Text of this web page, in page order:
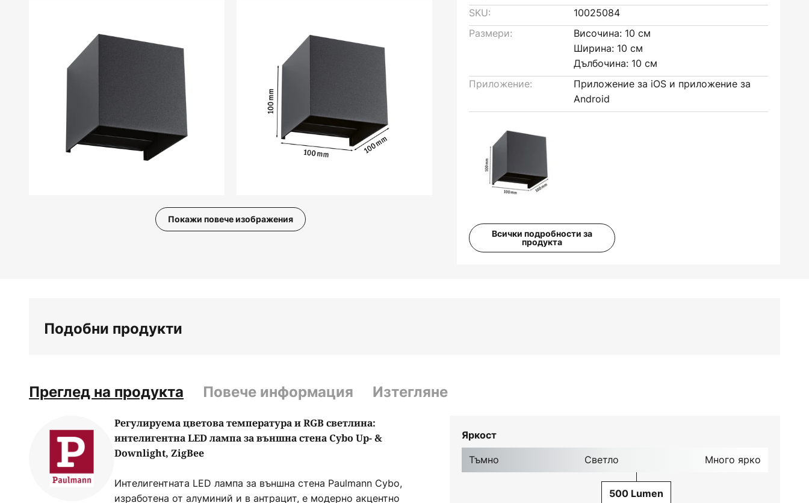
Покажи повече изображения
снимки
SKU:
10025084
Размери:
Височина: 10 см
Ширина: 10 см
Дълбочина: 10 см
Приложение:
Приложение за iOS и приложение за
Android
Всички подробности за
продукта
Подобни продукти
Преглед на продукта Повече информация Изтегляне
Регулируема цветова температура и RGB светлина:
интелигентна LED лампа за външна стена Cybo Up- &
Downlight, ZigBee
Интелигентната LED лампа за външна стена Paulmann Cybo,
изработена от алуминий и в антрацит, е модерно акцентно
Яркост
Тъмно Светло Много ярко
500 Lumen